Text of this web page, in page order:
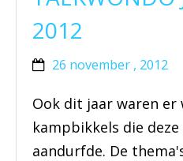
2012
26 november , 2012
Ook dit jaar waren er
kampbikkels die
aandurfde. De